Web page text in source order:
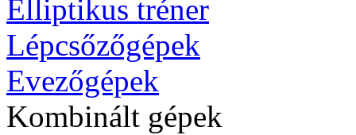
Elliptikus tréner
Lépcsőzőgépek
Evezőgépek
Kombinált gépek